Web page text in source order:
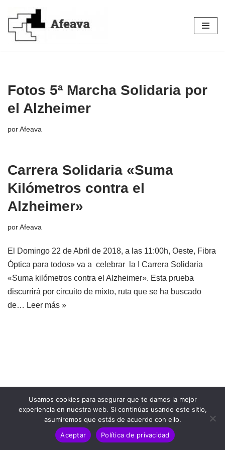
Saltar
Fotos 5ª Marcha Solidaria por
el Alzheimer
porAfeava
Carrera Solidaria «Suma
Kilómetros contra el
Alzheimer»
porAfeava
El Domingo 22 de Abril de 2018, a las 11:00h, Oeste, Fibra
Óptica para todos» va a celebrar la I Carrera Solidaria
«Suma kilómetros contra el Alzheimer». Esta prueba
discurrirá por circuito de mixto, ruta que se ha buscado
de… Leer más »
Usamos cookies para asegurar que te damos la mejor
experiencia en nuestra web. Si continúas usando este sitio,
asumiremos que estás de acuerdo con ello.
Aceptar
Política de privacidad